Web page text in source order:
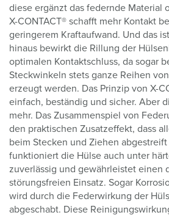
diese ergänzt das federnde Material
X-CONTACT® schafft mehr Kontakt
geringerem Kraftaufwand. Und das
hinaus bewirkt die Rillung der
optimalen Kontaktschluss, da sogar
Steckwinkeln stets ganze Reihen
erzeugt werden. Das Prinzip von X-
einfach, beständig und sicher. Aber
mehr. Das Zusammenspiel von
den praktischen Zusatzeffekt, dass
beim Stecken und Ziehen
funktioniert die Hülse auch unter
zuverlässig und gewährleistet einen
störungsfreien Einsatz. Sogar
wird durch die Federwirkung der
abgeschabt. Diese